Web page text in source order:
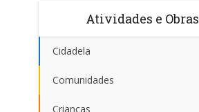
Atividades e Obras
Cidadela
Comunidades
Crianças